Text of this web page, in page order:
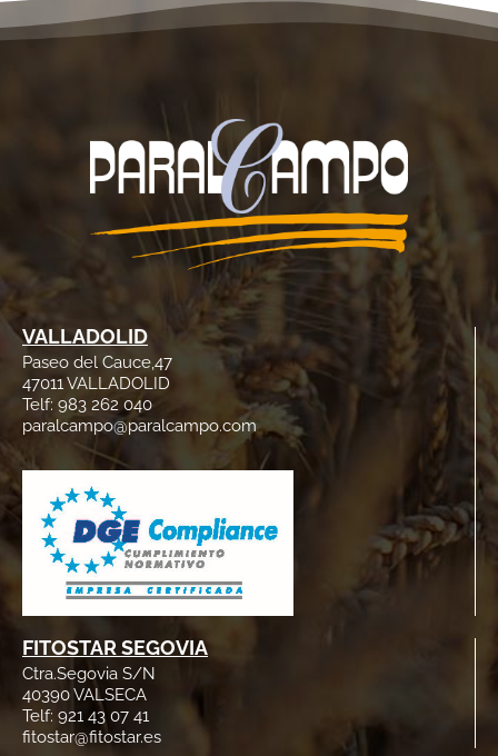
VALLADOLID
Paseo del Cauce,47
47011 VALLADOLID
Telf: 983 262 040
paralcampo@paralcampo.com
FITOSTAR SEGOVIA
Ctra.Segovia S/N
40390 VALSECA
Telf: 921 43 07 41
fitostar@fitostar.es